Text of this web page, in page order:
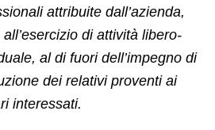
attribuite dall’azienda,
di attività libero-
al di fuori dell’impegno di
dei relativi proventi ai
interessati.